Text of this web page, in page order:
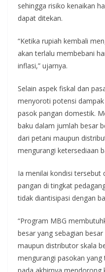
sehingga risiko kenaikan
dapat ditekan.
“Ketika rupiah kembali
akan terlalu membebani
inflasi,” ujarnya.
Selain aspek fiskal dan
menyoroti potensi
pasok pangan domestik.
baku dalam jumlah besar
dari petani maupun
mengurangi ketersediaan
Ia menilai kondisi tersebut
pangan di tingkat
tidak diantisipasi dengan
“Program MBG
besar yang sebagian
maupun distributor skala
mengurangi pasokan